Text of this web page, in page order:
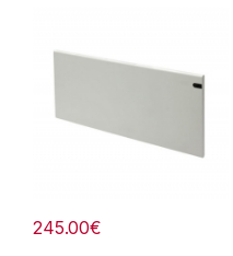
245.00€